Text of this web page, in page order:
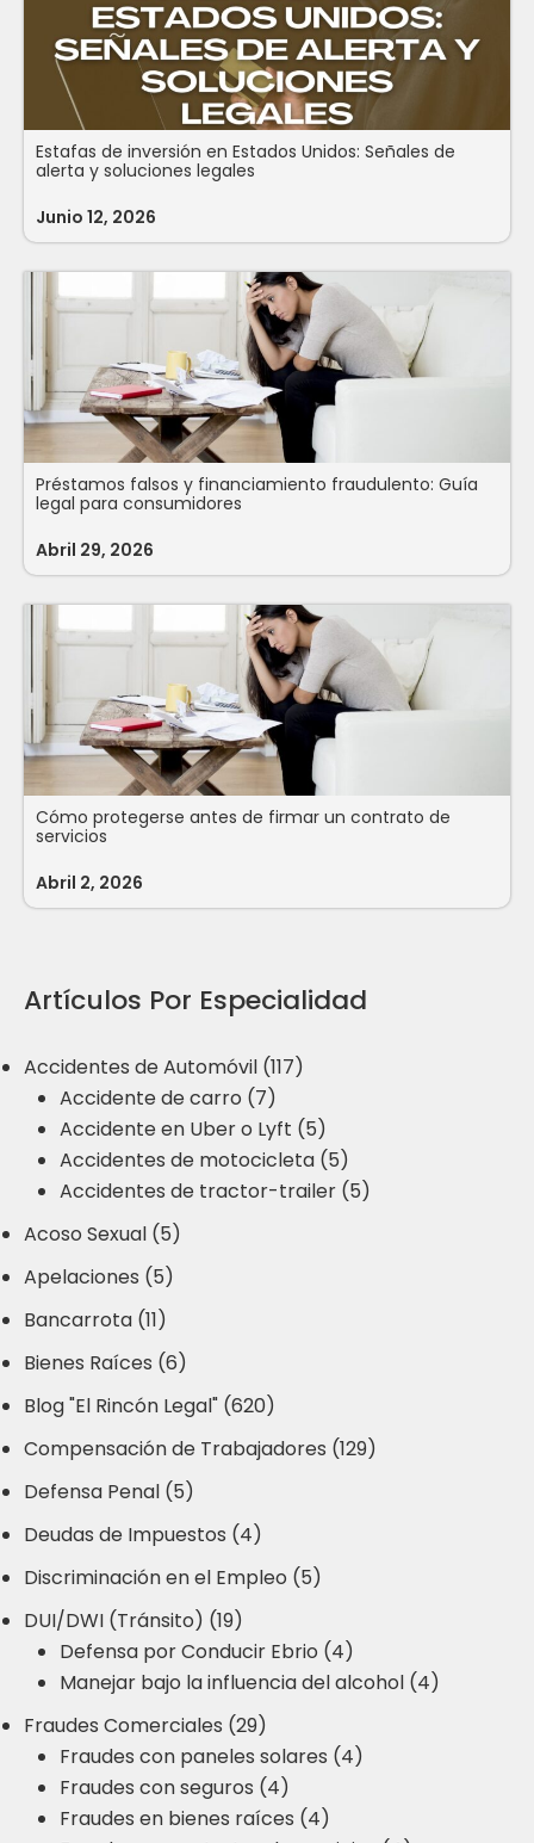
Estafas de inversión en Estados Unidos: Señales de
alerta y soluciones legales
Junio 12, 2026
Préstamos falsos y financiamiento fraudulento: Guía
legal para consumidores
Abril 29, 2026
Cómo protegerse antes de firmar un contrato de
servicios
Abril 2, 2026
Artículos Por Especialidad
Accidentes de Automóvil (117)
Accidente de carro (7)
Accidente en Uber o Lyft (5)
Accidentes de motocicleta (5)
Accidentes de tractor-trailer (5)
Acoso Sexual (5)
Apelaciones (5)
Bancarrota (11)
Bienes Raíces (6)
Blog "El Rincón Legal" (620)
Compensación de Trabajadores (129)
Defensa Penal (5)
Deudas de Impuestos (4)
Discriminación en el Empleo (5)
DUI/DWI (Tránsito) (19)
Defensa por Conducir Ebrio (4)
Manejar bajo la influencia del alcohol (4)
Fraudes Comerciales (29)
Fraudes con paneles solares (4)
Fraudes con seguros (4)
Fraudes en bienes raíces (4)